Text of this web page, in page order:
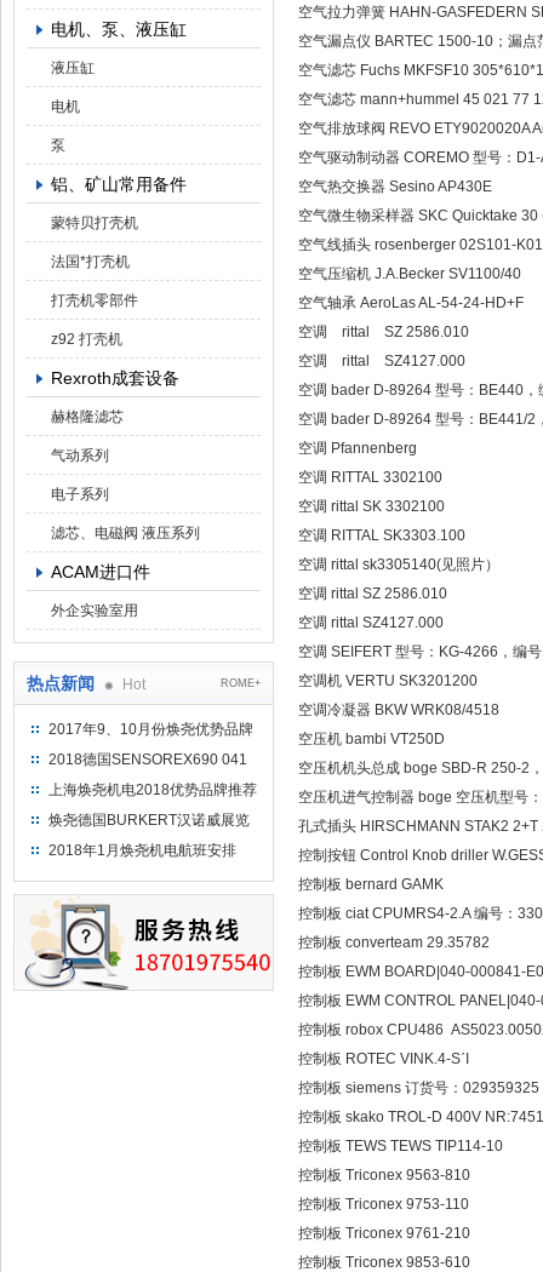
电机、泵、液压缸
液压缸
电机
泵
铝、矿山常用备件
蒙特贝打壳机
法国*打壳机
打壳机零部件
z92 打壳机
Rexroth成套设备
赫格隆滤芯
气动系列
电子系列
滤芯、电磁阀 液压系列
ACAM进口件
外企实验室用
热点新闻 Hot ROME+
2017年9、10月份焕尧优势品牌
推荐
2018德国SENSOREX690 041
415 D
上海焕尧机电2018优势品牌推荐
焕尧德国BURKERT汉诺威展览
（2018）
2018年1月焕尧机电航班安排
空气拉力弹簧 HAHN-GASFEDERN
空气漏点仪 BARTEC 1500-10；漏
空气滤芯 Fuchs MKFSF10
空气滤芯 mann+hummel 45 021 77
空气排放球阀 REVO
空气驱动制动器 COREMO 型号：
空气热交换器 Sesino AP430E
空气微生物采样器 SKC Quicktake
空气线插头 rosenberger 02S101-
空气压缩机 J.A.Becker SV1100/40
空气轴承 AeroLas AL-54-24-HD+F
空调 rittal SZ 2586.010
空调 rittal SZ4127.000
空调 bader D-89264 型号：BE440
空调 bader D-89264 型号：BE441/
空调 Pfannenberg
空调 RITTAL 3302100
空调 rittal SK 3302100
空调 RITTAL SK3303.100
空调 rittal sk3305140(见照片）
空调 rittal SZ 2586.010
空调 rittal SZ4127.000
空调 SEIFERT 型号：KG-4266，编
空调机 VERTU SK3201200
空调冷凝器 BKW WRK08/4518
空压机 bambi VT250D
空压机机头总成 boge SBD-R 250-2
空压机进气控制器 boge 空压机型号
孔式插头 HIRSCHMANN STAK2
控制按钮 Control Knob driller
控制板 bernard GAMK
控制板 ciat CPUMRS4-2.A 编号：
控制板 converteam 29.35782
控制板 EWM BOARD|040-000841-
控制板 EWM CONTROL
控制板 robox CPU486
控制板 ROTEC VINK.4-SˊI
控制板 siemens 订货号：
控制板 skako TROL-D 400V
控制板 TEWS TEWS TIP114-10
控制板 Triconex 9563-810
控制板 Triconex 9753-110
控制板 Triconex 9761-210
控制板 Triconex 9853-610